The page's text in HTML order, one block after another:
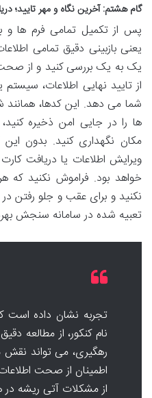
گام هشتم: آخرین نگاه و مهر تایید؛
پس از تکمیل تمامی فرم ها و
یعنی بازبینی دقیق تمامی
یک به یک بررسی کنید و از
از تایید نهایی اطلاعات،
شما می دهد. این کدها، همانند
ها را در جایی امن ذخیره
مکان نگهداری کنید. بدون
ویرایش اطلاعات یا دریافت
نکنید و برای عقب و جلو رفتن
تعبیه شده در سامانه سنجش
تجربه نشان داده است
نام کنکور، از مطالعه
رهگیری، می تواند
اطمینان از صحت
از مشکلات آتی ریشه در